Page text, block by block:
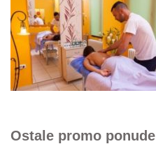
Ostale promo ponude